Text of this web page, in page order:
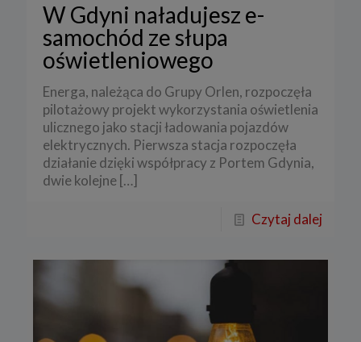
W Gdyni naładujesz e-
samochód ze słupa
oświetleniowego
Energa, należąca do Grupy Orlen, rozpoczęła
pilotażowy projekt wykorzystania oświetlenia
ulicznego jako stacji ładowania pojazdów
elektrycznych. Pierwsza stacja rozpoczęła
działanie dzięki współpracy z Portem Gdynia,
dwie kolejne […]
Czytaj dalej